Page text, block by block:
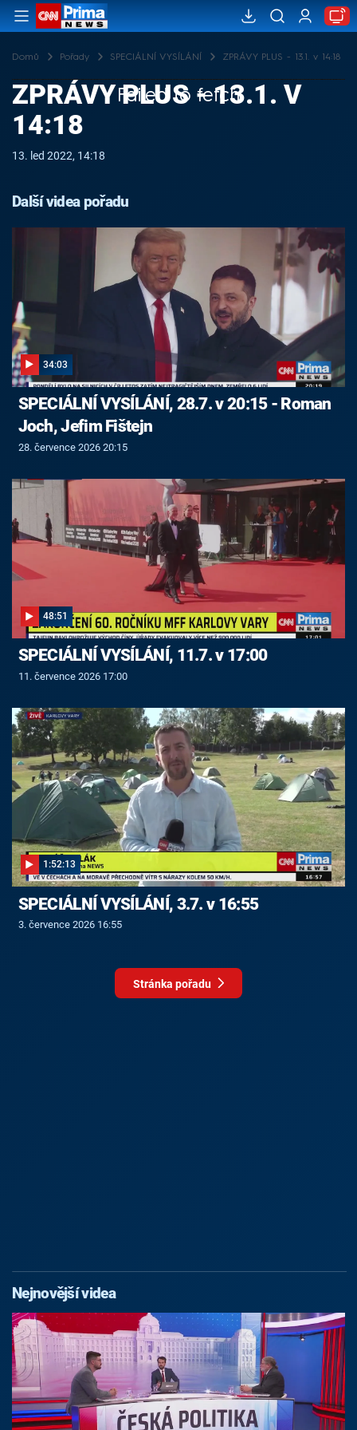
Domů Pořady SPECIÁLNÍ VYSÍLÁNÍ ZPRÁVY PLUS - 13.1. v 14:18
Failed to fetch
ZPRÁVY PLUS - 13.1. V
14:18
13. led 2022, 14:18
Další videa pořadu
34:03
SPECIÁLNÍ VYSÍLÁNÍ, 28.7. v 20:15 - Roman
Joch, Jefim Fištejn
28. července 2026 20:15
48:51
SPECIÁLNÍ VYSÍLÁNÍ, 11.7. v 17:00
11. července 2026 17:00
1:52:13
SPECIÁLNÍ VYSÍLÁNÍ, 3.7. v 16:55
3. července 2026 16:55
Stránka pořadu
Nejnovější videa